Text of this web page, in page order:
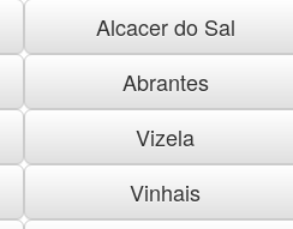
Alcacer do Sal
Abrantes
Vizela
Vinhais